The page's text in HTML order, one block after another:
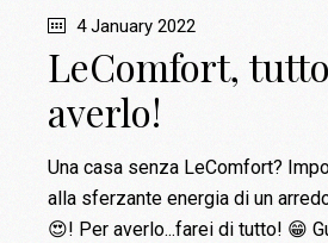
4 January 2022
LeComfort,
averlo!
Una casa senza LeComfort?
alla sferzante energia di un
😍! Per averlo...farei di tutto! 😁